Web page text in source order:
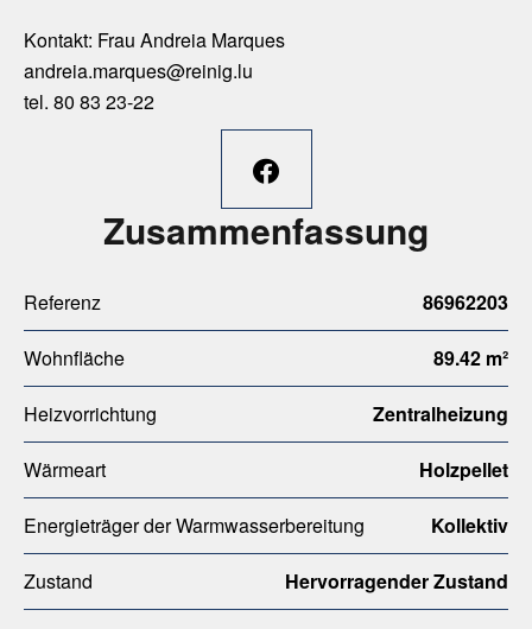
Kontakt: Frau Andreia Marques
andreia.marques@reinig.lu
tel. 80 83 23-22
Zusammenfassung
Referenz 86962203
Wohnfläche 89.42 m²
Heizvorrichtung Zentralheizung
Wärmeart Holzpellet
Energieträger der Warmwasserbereitung Kollektiv
Zustand Hervorragender Zustand